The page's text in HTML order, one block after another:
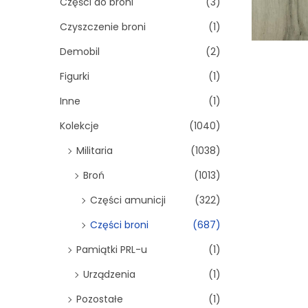
Czyszczenie broni
(1)
Demobil
(2)
Figurki
(1)
Inne
(1)
Kolekcje
(1040)
Militaria
(1038)
Broń
(1013)
Części amunicji
(322)
Części broni
(687)
Pamiątki PRL-u
(1)
Urządzenia
(1)
Pozostałe
(1)